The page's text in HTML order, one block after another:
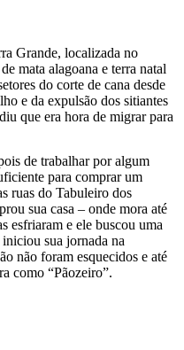
Grande, localizada no
mata alagoana e terra natal
do corte de cana desde
e da expulsão dos sitiantes
que era hora de migrar para
de trabalhar por algum
para comprar um
ruas do Tabuleiro dos
sua casa – onde mora até
esfriaram e ele buscou uma
sua jornada na
não foram esquecidos e até
como “Pãozeiro”.